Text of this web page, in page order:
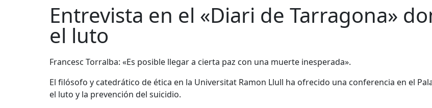
Entrevista en el «Diari de Tarragona»
el luto
Francesc Torralba: «Es posible llegar a cierta paz con una muerte inesperada».
El filósofo y catedrático de ética en la Universitat Ramon Llull ha ofrecido una conferencia en el
el luto y la prevención del suicidio.